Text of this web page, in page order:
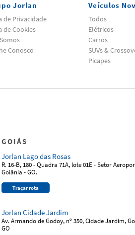
Jorlan
de Privacidade
de Cookies
Conosco
Veículos
Todos
Elétricos
Carros
SUVs &
Picapes
GOIÁS
Jorlan Lago das Rosas
R. 16-B, 180 - Quadra 71A, lote 01E - Setor
Goiânia - GO.
Traçar rota
Jorlan Cidade Jardim
Av. Armando de Godoy, nº 350, Cidade Jardim,
GO